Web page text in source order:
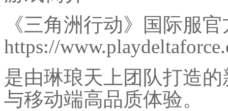
《三角洲行动》国际服
https://
是由琳琅天上团队打造
与移动端高品质体验。